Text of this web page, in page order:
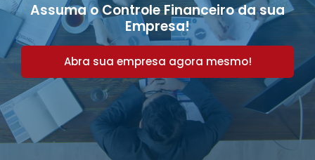
Assuma o Controle Financeiro da sua
Empresa!
Abra sua empresa agora mesmo!